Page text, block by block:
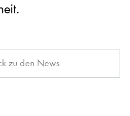
zu den News